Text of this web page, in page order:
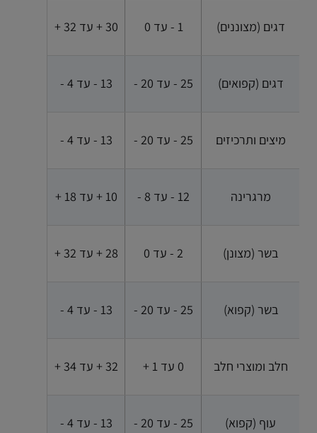
דגים (מצוננים) 1 - עד 0 30 + עד 32 +
דגים (קפואים) 25 - עד 20 - 13 - עד 4 -
מיצים ותרכיזים 25 - עד 20 - 13 - עד 4 -
מרגרינה 12 - עד 8 - 10 + עד 18 +
בשר (מצונן) 2 - עד 0 28 + עד 32 +
בשר (קפוא) 25 - עד 20 - 13 - עד 4 -
חלב ומוצרי חלב 0 עד 1 + 32 + עד 34 +
עוף (קפוא) 25 - עד 20 - 13 - עד 4 -